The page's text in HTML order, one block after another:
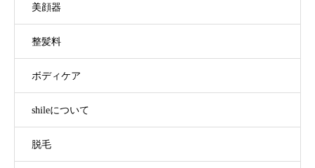
美顔器
整髪料
ボディケア
shileについて
脱毛